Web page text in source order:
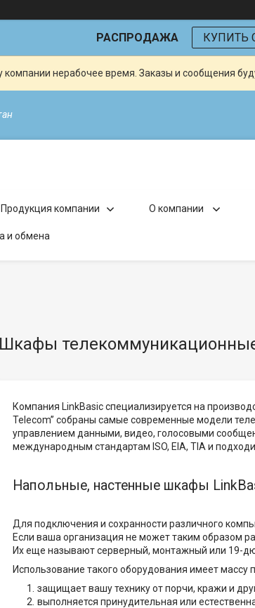
РАСПРОДАЖА КУПИТЬ
компании нерабочее время. Заказы и сообщения
Продукция компании О компании
и обмена
Шкафы
Компания LinkBasic специализируется на
Telecom” собраны самые современные модели
управлением данными, видео, голосовыми
международным стандартам ISO, EIA, TIA и
Напольные, настенные шкафы
Для подключения и сохранности различного
Если ваша организация не может таким образом
Их еще называют серверный, монтажный или 19-
Использование такого оборудования имеет массу
защищает вашу технику от порчи, кражи и
выполняется принудительная или